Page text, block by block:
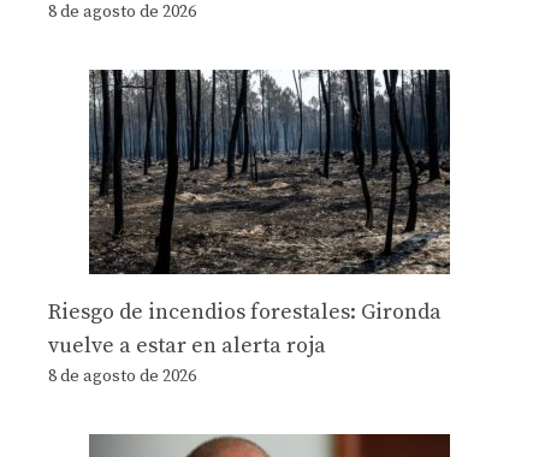
8 de agosto de 2026
Riesgo de incendios forestales: Gironda
vuelve a estar en alerta roja
8 de agosto de 2026